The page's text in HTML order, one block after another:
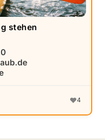
stehen
4